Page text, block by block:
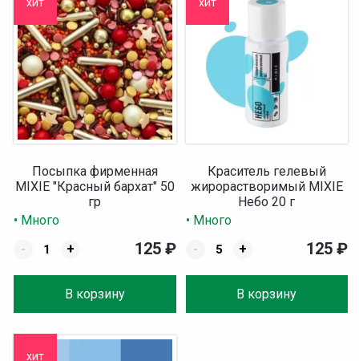
Посыпка фирменная
MIXIE "Красный бархат" 50
гр
• Много
-
+
В корзину
125 ₽
Краситель гелевый
жирорастворимый MIXIE
Небо 20 г
• Много
-
+
В корзину
125 ₽
хит